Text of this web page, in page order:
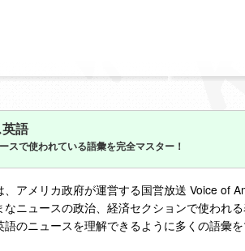
語
スで使われている語彙を完全マスター！
、アメリカ政府が運営する国営放送 Voice of
ニュースの政治、経済セクションで使われ
のニュースを理解できるように多くの語彙